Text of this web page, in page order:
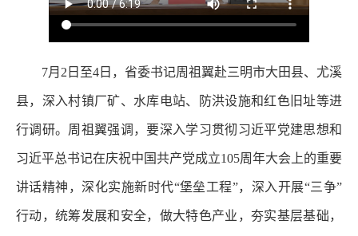
7月2日至4日，省委书记周祖翼赴三明市大田县、尤溪
县，深入村镇厂矿、水库电站、防洪设施和红色旧址等进
行调研。周祖翼强调，要深入学习贯彻习近平党建思想和
习近平总书记在庆祝中国共产党成立105周年大会上的重要
讲话精神，深化实施新时代“堡垒工程”，深入开展“三争”
行动，统筹发展和安全，做大特色产业，夯实基层基础，